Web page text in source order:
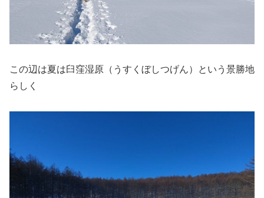
この辺は夏は臼窪湿原（うすくぼしつげん）という景勝地
らしく